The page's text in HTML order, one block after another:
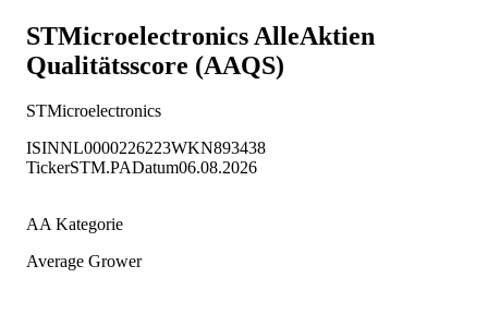
STMicroelectronics AlleAktien
Qualitätsscore (AAQS)
STMicroelectronics
ISINNL0000226223WKN893438
TickerSTM.PADatum06.08.2026
AA Kategorie
Average Grower